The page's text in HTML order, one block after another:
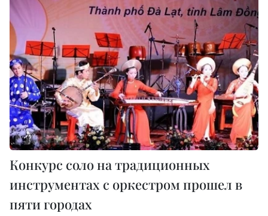
Конкурс соло на традиционных
инструментах с оркестром прошел в
пяти городах